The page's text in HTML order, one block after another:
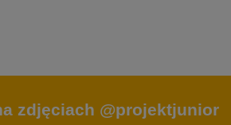
zdjęciach @projektjunior